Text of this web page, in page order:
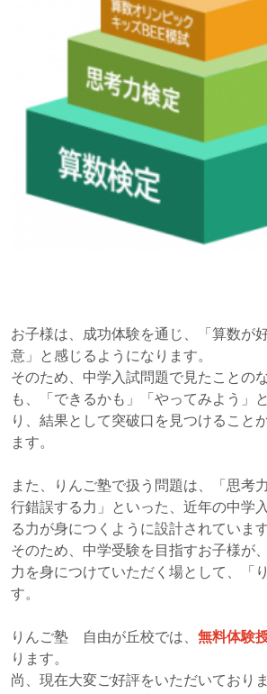
お子様は、成功体験を通じ、「算数が
意」と感じるようになります。
そのため、中学入試問題で見たことの
も、「できるかも」「やってみよう」
り、結果として突破口を見つけること
ます。
また、りんご塾で扱う問題は、「思考
行錯誤する力」といった、近年の中学
る力が身につくように設計されています
そのため、中学受験を目指すお子様が
力を身につけていただく場として、「
す。
りんご塾 自由が丘校では、 無料体験
ります。
尚、現在大変ご好評をいただいており